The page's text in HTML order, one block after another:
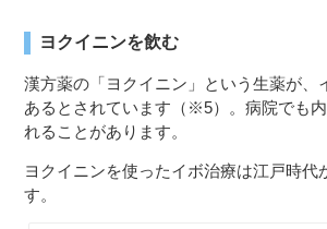
ヨクイニンを飲む
漢方薬の「ヨクイニン」という生薬が、
あるとされています（※5）。病院でも
れることがあります。
ヨクイニンを使ったイボ治療は江戸時代
す。